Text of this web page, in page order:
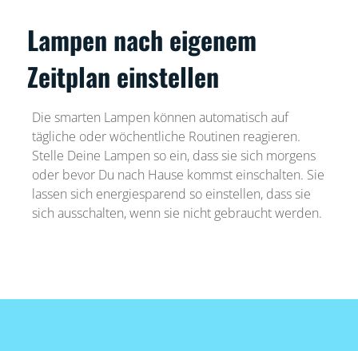
Lampen nach eigenem
Zeitplan einstellen
Die smarten Lampen können automatisch auf
tägliche oder wöchentliche Routinen reagieren.
Stelle Deine Lampen so ein, dass sie sich morgens
oder bevor Du nach Hause kommst einschalten. Sie
lassen sich energiesparend so einstellen, dass sie
sich ausschalten, wenn sie nicht gebraucht werden.